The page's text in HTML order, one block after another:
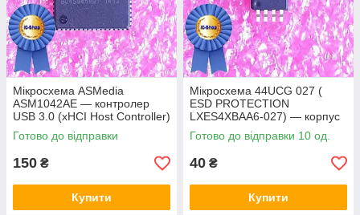
Мікросхема ASMedia
ASM1042AE — контролер
USB 3.0 (xHCI Host Controller)
Готово до відправки
150 ₴
Купити
Мікросхема 44UCG 027 (
ESD PROTECTION
LXES4XBAA6-027) — корпус
msop8
Готово до відправки 10 од.
40 ₴
Купити